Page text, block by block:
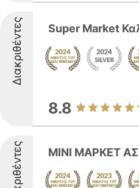
Διακριθέντες Super Market
8.8
ΜΙΝΙ ΜΑΡΚΕΤ